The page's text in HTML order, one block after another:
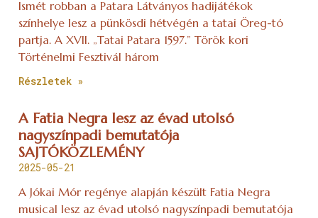
Ismét robban a Patara Látványos hadijátékok
színhelye lesz a pünkösdi hétvégén a tatai Öreg-tó
partja. A XVII. „Tatai Patara 1597.” Török kori
Történelmi Fesztivál három
Részletek »
A Fatia Negra lesz az évad utolsó
nagyszínpadi bemutatója
SAJTÓKÖZLEMÉNY
2025-05-21
A Jókai Mór regénye alapján készült Fatia Negra
musical lesz az évad utolsó nagyszínpadi bemutatója